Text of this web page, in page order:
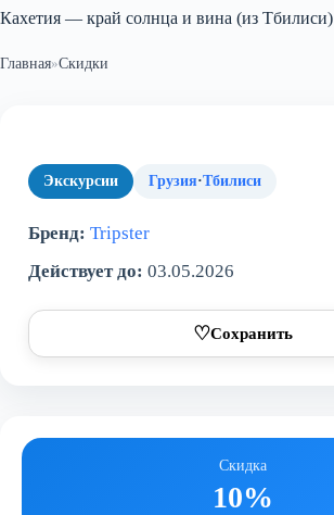
Кахетия — край солнца и вина (из Тбилиси)
Главная»Скидки
Экскурсии Грузия·Тбилиси
Бренд: Tripster
Действует до: 03.05.2026
♡Сохранить
Скидка
10%